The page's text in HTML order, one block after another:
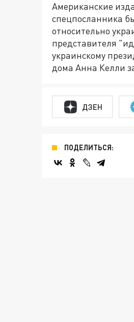
Американские
спецпосланника
относительно
представителя
украинскому
дома Анна Келли
ДЗЕН
ПОДЕЛИТЬСЯ: